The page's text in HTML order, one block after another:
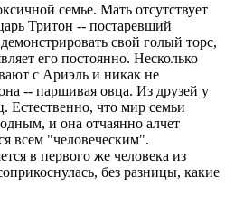
семье. Мать отсутствует
Тритон -- постаревший
свой голый торс,
его постоянно. Несколько
с Ариэль и никак не
-- паршивая овца. Из друзей у
Естественно, что мир семьи
и она отчаянно алчет
всем "человеческим".
в первого же человека из
без разницы, какие